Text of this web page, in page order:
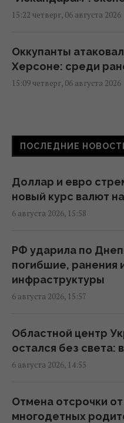
15:22 четверг, 06 августа 2026
Оккупанты
Херсоне: среди
15:09 четверг, 06 августа 2026
Днепропетровской
человек, много
В Сумах прямо в
500-килограммовый
14:43 четверг, 06 августа 2026
Украинец пытался
пограничника,
13:42 четверг, 06 августа 2026
Контролируя
систему влияния и
ветвью власти, –
ПОСЛЕДНИЕ
Доллар и евро
новый курс валют
6 августа 2026, 15:58
РФ ударила по
погибшие, ранения
инфраструктуры
6 августа 2026, 15:57
Областной центр
остался без света:
6 августа 2026, 14:55
Отмена отсрочки
многодетных